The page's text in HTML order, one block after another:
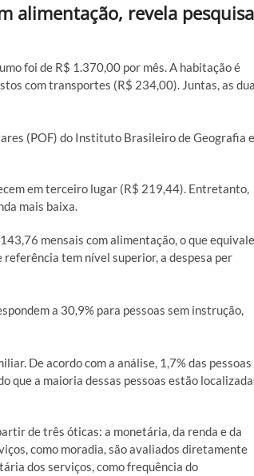
alimentação, revela pesquisa
foi de R$ 1.370,00 por mês. A habitação é
com transportes (R$ 234,00). Juntas, as
(POF) do Instituto Brasileiro de Geografia e
em terceiro lugar (R$ 219,44). Entretanto,
mais baixa.
mensais com alimentação, o que equivale
referência tem nível superior, a despesa per
a 30,9% para pessoas sem instrução,
De acordo com a análise, 1,7% das pessoas
que a maioria dessas pessoas estão
de três óticas: a monetária, da renda e da
como moradia, são avaliados diretamente
dos serviços, como frequência do